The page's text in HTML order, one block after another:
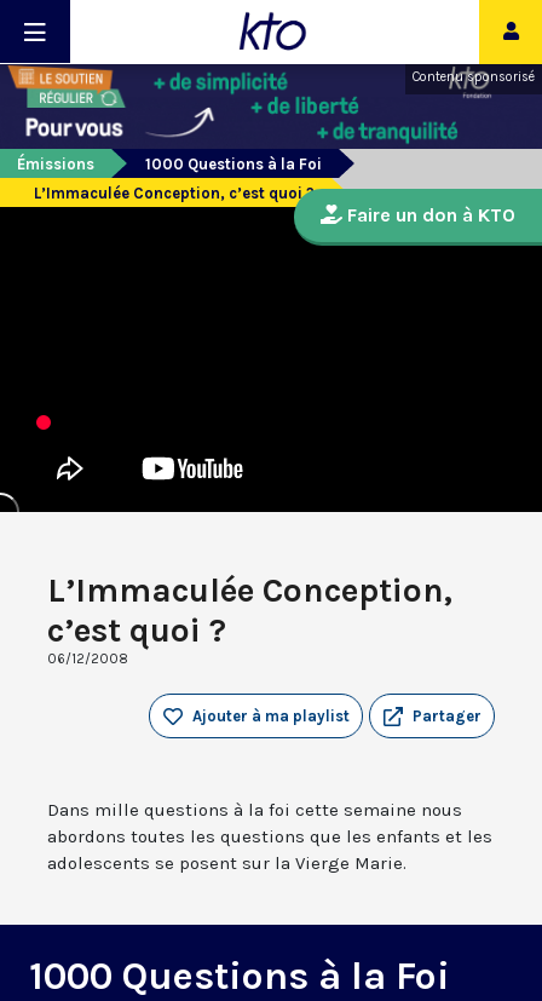
Contenu sponsorisé
Émissions
1000 Questions à la Foi
L’Immaculée Conception, c’est quoi ?
L’Immaculée Conception,
c’est quoi ?
06/12/2008
Partager
Ajouter à ma playlist
Dans mille questions à la foi cette semaine nous
abordons toutes les questions que les enfants et les
adolescents se posent sur la Vierge Marie.
1000 Questions à la Foi
Faire un don à KTO